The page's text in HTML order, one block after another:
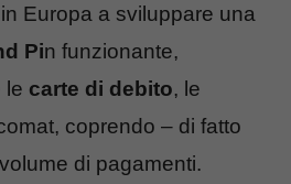
Europa a sviluppare una
Pin funzionante,
le carte di debito, le
coprendo – di fatto
di pagamenti.